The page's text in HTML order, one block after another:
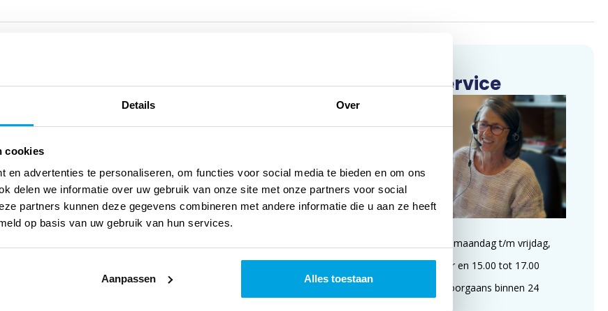
Details Over
cookies
en advertenties te personaliseren, om functies voor social media te bieden en om ons
delen we informatie over uw gebruik van onze site met onze partners voor social
partners kunnen deze gegevens combineren met andere informatie die u aan ze heeft
op basis van uw gebruik van hun services.
Aanpassen Alles toestaan
Day Klantenservice
Wij zijn te bereiken op maandag t/m vrijdag,
van 09.00 tot 11.00 uur en 15.00 tot 17.00
uur. E-mails worden doorgaans binnen 24